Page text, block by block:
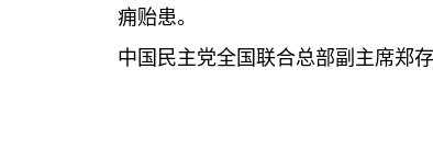
痈贻患。
中国民主党全国联合总部副主席郑